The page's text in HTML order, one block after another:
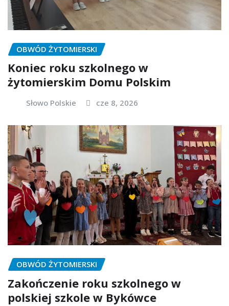
OBWÓD ŻYTOMIERSKI
Koniec roku szkolnego w
żytomierskim Domu Polskim
Słowo Polskie cze 8, 2026
OBWÓD ŻYTOMIERSKI
Zakończenie roku szkolnego w
polskiej szkole w Bykówce